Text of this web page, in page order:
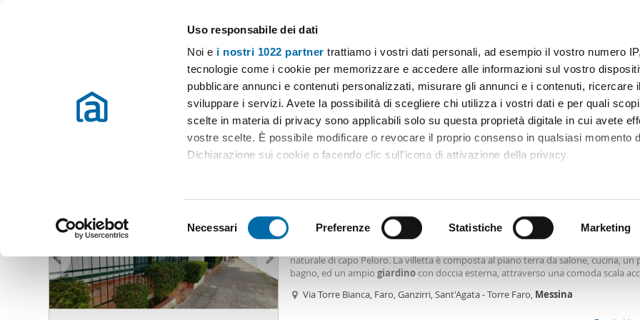
Uso responsabile dei dati
Noi e i nostri 1022 partner trattiamo i vostri dati personali, ad esempio il vostro numero
tecnologie come i cookie per memorizzare e accedere alle informazioni sul vostro
pubblicare annunci e contenuti personalizzati, misurare gli annunci e i contenuti, ricercare
sviluppare i servizi. Avete la possibilità di scegliere chi utilizza i vostri dati e per quali
scelte in materia di privacy sono applicabili solo su questa proprietà digitale in cui avete
vostre scelte. È possibile modificare o revocare il proprio consenso in qualsiasi momento
Dichiarazione sui cookie o facendo clic sull'icona di attivazione della privacy.
Identificare il tuo dispositivo, scansionandolo attivamente alla ricerca di caratteristiche
(impronte digitali).
Approfondisci come vengono elaborati i tuoi dati personali e imposta le tue preferenze
dettagli
. Puoi modificare o ritirare il tuo consenso in qualsiasi momento dalla
e
e
z
Necessari Preferenze Statistiche Marketing
Case e appartamenti in affitto in tutta Italia
Prezzo Superficie Locali Più filtri - 1
Affitto Messina Appartamenti Affitto Messina Affitto giardino messina
(48 immobili) Ordine Mioaffitto
Villa arredata Messina
naturale di capo Peloro. La villetta è composta al piano terra da salone, cucina, un
bagno, ed un ampio giardinocon doccia esterna, attraverso una comoda scala
camere da letto ed il salone sono forniti di condizionatori d’aria, la villetta è
Via Torre Bianca, Faro, Ganzirri, Sant'Agata - Torre Faro, Messina